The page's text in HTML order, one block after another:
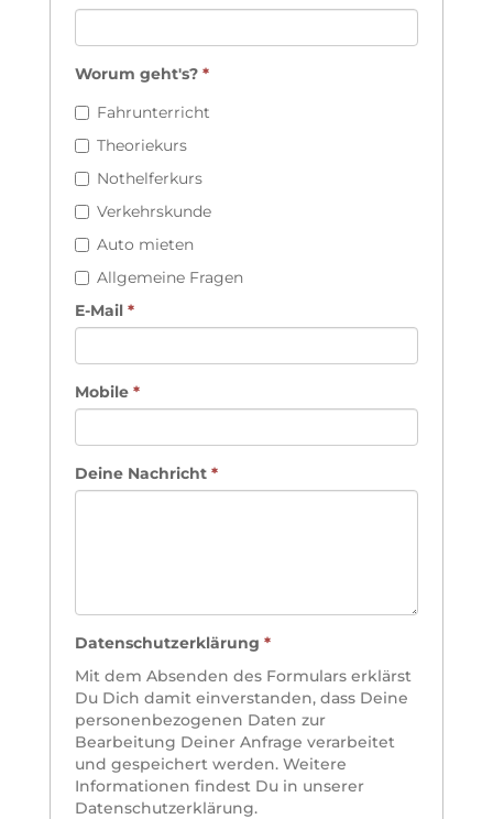
Worum geht's? *
Fahrunterricht
Theoriekurs
Nothelferkurs
Verkehrskunde
Auto mieten
Allgemeine Fragen
E-Mail *
Mobile *
Deine Nachricht *
Datenschutzerklärung *
Mit dem Absenden des Formulars erklärst
Du Dich damit einverstanden, dass Deine
personenbezogenen Daten zur
Bearbeitung Deiner Anfrage verarbeitet
und gespeichert werden. Weitere
Informationen findest Du in unserer
Datenschutzerklärung.